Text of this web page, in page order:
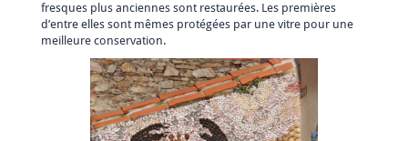
fresques plus anciennes sont restaurées. Les premières
d’entre elles sont mêmes protégées par une vitre pour une
meilleure conservation.